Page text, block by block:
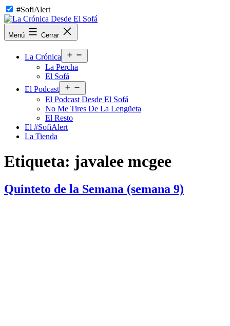
Saltar
al
contenido
#SofiAlert
La
Crónica
Menú Cerrar
La Crónica
el
La Percha
El Sofá
El Podcast
el
menú
El Podcast Desde El Sofá
No Me Tires De La Lengüeta
El Resto
El #SofiAlert
La Tienda
Etiqueta: javalee mcgee
Quinteto de la Semana (semana 9)